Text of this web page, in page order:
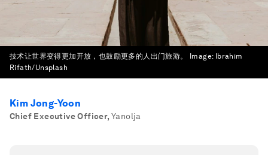
技术让世界变得更加开放，也鼓励更多的人出门旅游。 Image: Ibrahim
Rifath/Unsplash
Kim Jong-Yoon
Chief Executive Officer, Yanolja